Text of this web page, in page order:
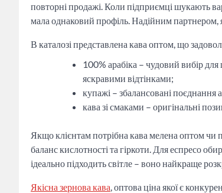
повторні продажі. Коли підприємці шукають
мала однаковий профіль. Надійним партнером,
В каталозі представлена кава оптом, що
100% арабіка – чудовий вибір
яскравими відтінками;
купажі – збалансовані поєднання
кава зі смаками – оригінальні
Якщо клієнтам потрібна кава мелена оптом чи
баланс кислотності та гіркоти. Для еспресо
ідеально підходить світле – воно найкраще
Якісна зернова кава, оптова ціна якої є